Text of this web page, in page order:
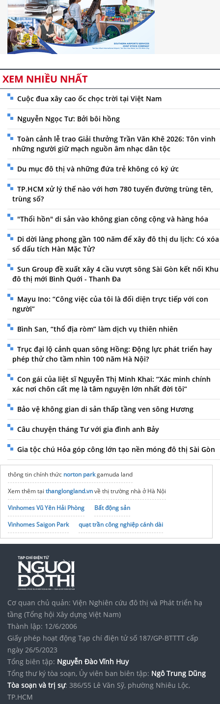
XEM NHIỀU NHẤT
Cuộc đua xây cao ốc chọc trời tại Việt Nam
Nguyễn Ngọc Tư: Bởi bôi hồng
Toàn cảnh lễ trao Giải thưởng Trần Văn Khê 2026: Tôn vinh
những người giữ mạch nguồn âm nhạc dân tộc
Du mục đô thị và những đứa trẻ không có ký ức
TP.HCM xử lý thế nào với hơn 780 tuyến đường trùng tên,
trùng số?
"Thổi hồn" di sản vào không gian công cộng và hàng hóa
Di dời làng phong gần 100 năm để xây đô thị du lịch: Có xóa
sổ dấu tích Hàn Mặc Tử?
Sun Group đề xuất xây 4 cầu vượt sông Sài Gòn kết nối Khu
đô thị mới Bình Quới - Thanh Đa
Mayu Ino: “Công việc của tôi là đối diện trực tiếp với con
người”
Bình San, “thổ địa ròm” làm dịch vụ thiên nhiên
Trục đại lộ cảnh quan sông Hồng: Động lực phát triển hay
phép thử cho tầm nhìn 100 năm Hà Nội?
Con gái của liệt sĩ Nguyễn Thị Minh Khai: “Xác minh chính
xác nơi chôn cất mẹ là tâm nguyện lớn nhất đời tôi”
Bảo vệ không gian di sản thấp tầng ven sông Hương
Câu chuyện tháng Tư với gia đình anh Bảy
Gia tộc chú Hỏa góp công lớn tạo nền móng đô thị Sài Gòn
thông tin chính thức norton parkgamuda land
Xem thêm tại thanglongland.vnvề thị trường nhà ở Hà Nội
Vinhomes Vũ Yên Hải Phòng
Bất động sản
Vinhomes Saigon Park
quạt trần công nghiệp cánh dài
noxh K Home Avenue Nhơn Trạch
Tập đoàn Bcons Group
trang chủ
đèn gỗ
Cơ quan chủ quản: Viện Nghiên cứu đô thị và Phát triển hạ
tầng (Tổng hội Xây dựng Việt Nam)
Thành lập: 12/6/2006
Giấy phép hoạt động Tạp chí điện tử số 187/GP-BTTTT cấp
ngày 26/5/2023
Tổng biên tập: Nguyễn Đào Vĩnh Huy
Tổng thư ký tòa soạn, Ủy viên ban biên tập: Ngô Trung Dũng
Tòa soạn và trị sự: 386/55 Lê Văn Sỹ, phường Nhiêu Lộc,
TP.HCM